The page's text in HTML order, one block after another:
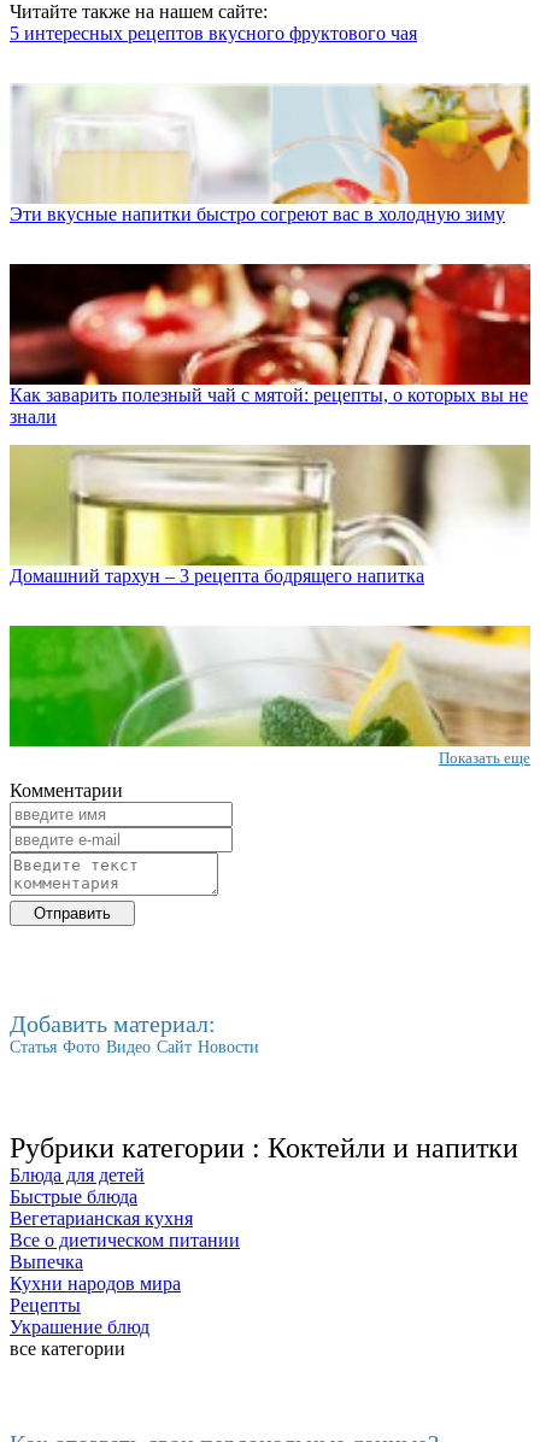
Читайте также на нашем сайте:
5 интересных рецептов вкусного фруктового чая
Эти вкусные напитки быстро согреют вас в холодную зиму
Как заварить полезный чай с мятой: рецепты, о которых вы не
знали
Домашний тархун – 3 рецепта бодрящего напитка
Показать еще
Комментарии
Добавить материал:
Статья Фото Видео Сайт Новости
Рубрики категории : Коктейли и напитки
Блюда для детей
Быстрые блюда
Вегетарианская кухня
Все о диетическом питании
Выпечка
Кухни народов мира
Рецепты
Украшение блюд
все категории